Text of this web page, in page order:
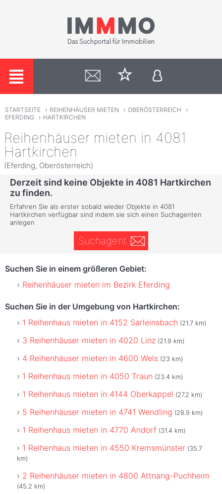
STARTSEITE › REIHENHÄUSER MIETEN › OBERÖSTERREICH
›
EFERDING
› HARTKIRCHEN
Reihenhäuser mieten in 4081
Hartkirchen
(Eferding, Oberösterreich)
Derzeit sind keine Objekte in 4081 Hartkirchen
zu finden.
Erfahren Sie als erster sobald wieder Objekte in 4081
Hartkirchen verfügbar sind indem sie sich einen Suchagenten
anlegen
Suchagent
Suchen Sie in einem größeren Gebiet:
Reihenhäuser mieten im Bezirk Eferding
Suchen Sie in der Umgebung von Hartkirchen:
1 Reihenhaus mieten in 4152 Sarleinsbach (21.7 km)
3 Reihenhäuser mieten in 4020 Linz (21.9 km)
4 Reihenhäuser mieten in 4600 Wels (23 km)
1 Reihenhaus mieten in 4050 Traun (23.4 km)
1 Reihenhaus mieten in 4144 Oberkappel (27.2 km)
5 Reihenhäuser mieten in 4741 Wendling (28.9 km)
1 Reihenhaus mieten in 4770 Andorf (31.4 km)
1 Reihenhaus mieten in 4550 Kremsmünster (35.7
km)
2 Reihenhäuser mieten in 4800 Attnang-Puchheim
(45.2 km)